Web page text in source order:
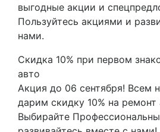
выгодные акции и
Пользуйтесь акциями и
нами.
Скидка 10% при первом
авто
Акция до 06 сентября! Всем
дарим скидку 10% на ремонт
Выбирайте